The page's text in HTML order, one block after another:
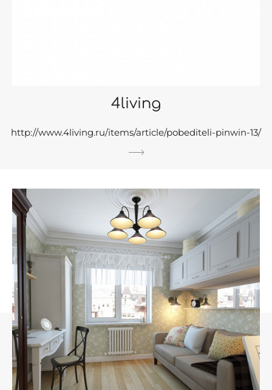
4living
http://www.4living.ru/items/article/pobediteli-pinwin-13/